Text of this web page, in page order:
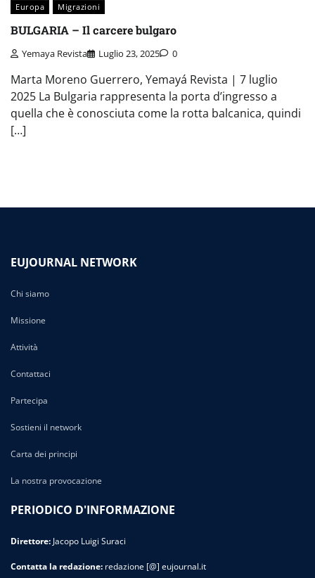
Europa Migrazioni
BULGARIA – Il carcere bulgaro
Yemaya Revista Luglio 23, 2025 0
Marta Moreno Guerrero, Yemayá Revista | 7 luglio
2025 La Bulgaria rappresenta la porta d’ingresso a
quella che è conosciuta come la rotta balcanica, quindi
[…]
EUJOURNAL NETWORK
Chi siamo
Missione
Attività
Contattaci
Partecipa
Sostieni il network
Carta dei principi
La nostra provocazione
PERIODICO D'INFORMAZIONE
Direttore: Jacopo Luigi Suraci
Contatta la redazione: redazione [@] eujournal.it